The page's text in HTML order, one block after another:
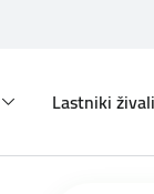
Lastniki živali